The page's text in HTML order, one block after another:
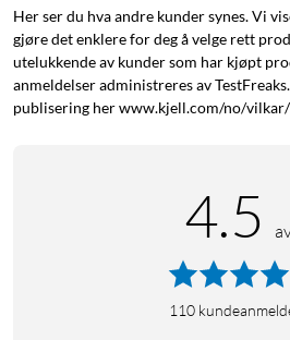
Her ser du hva andre kunder synes. Vi
gjøre det enklere for deg å velge rett
utelukkende av kunder som har kjøpt
anmeldelser administreres av
publisering her www.kjell.com/no/
4.5
110